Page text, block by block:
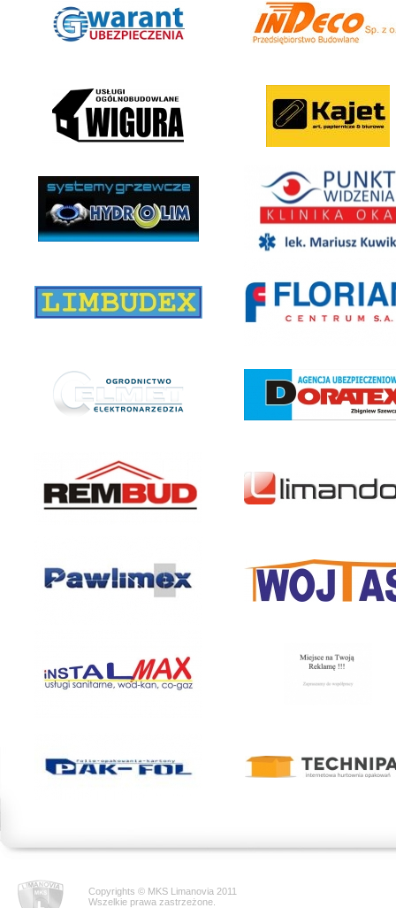
Copyrights © MKS Limanovia 2011
Wszelkie prawa zastrzeżone.